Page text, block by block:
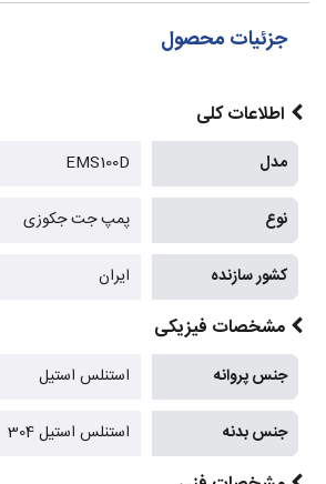
جزئیات محصول
اطلاعات کلی
مدل EMS100D
نوع پمپ جت جکوزی
کشور سازنده ایران
مشخصات فیزیکی
جنس پروانه استنلس استیل
جنس بدنه استنلس استیل 304